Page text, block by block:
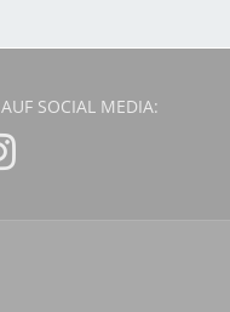
SOCIAL MEDIA: